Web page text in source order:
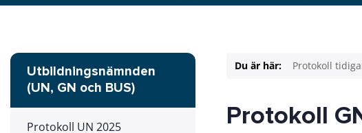
Utbildningsnämnden
(UN, GN och BUS)
Protokoll UN 2025
Du är här: Protokoll
Protokoll